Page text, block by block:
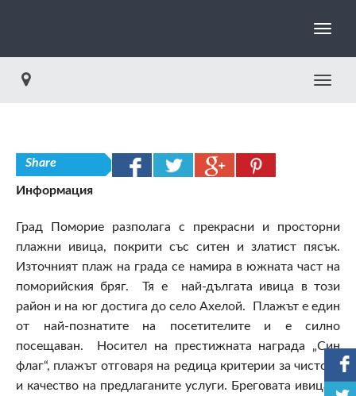
Share
Информация
Град Поморие разполага с прекрасни и просторни
плажни ивица, покрити със ситен и златист пясък.
Източният плаж на града се намира в южната част на
поморийския бряг. Тя е най-дългата ивица в този
район и на юг достига до село Ахелой. Плажът е един
от най-познатите на посетителите и е силно
посещаван. Носител на престижната награда „Син
флаг“, плажът отговаря на редица критерии за чистота
и качество на предлаганите услуги. Бреговата ивица е